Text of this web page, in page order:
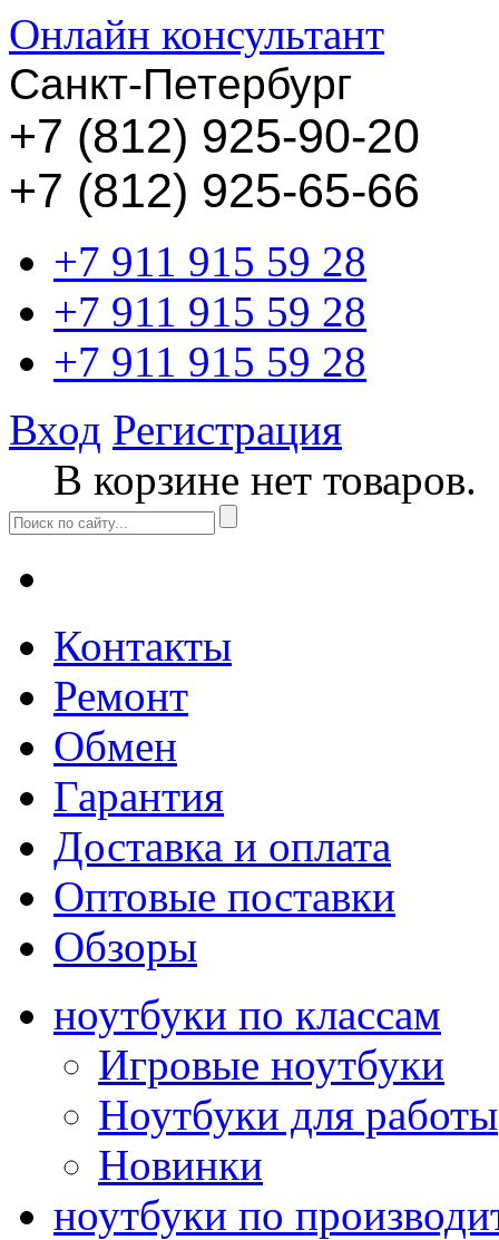
Онлайн консультант
Санкт-Петербург
+7 (812) 925-90-20
+7 (812) 925-65-66
+7 911 915 59 28
+7 911 915 59 28
+7 911 915 59 28
Вход Регистрация
В корзине нет товаров.
Контакты
Ремонт
Обмен
Гарантия
Доставка и оплата
Оптовые поставки
Обзоры
ноутбуки по классам
Игровые ноутбуки
Ноутбуки для работы
Новинки
ноутбуки по